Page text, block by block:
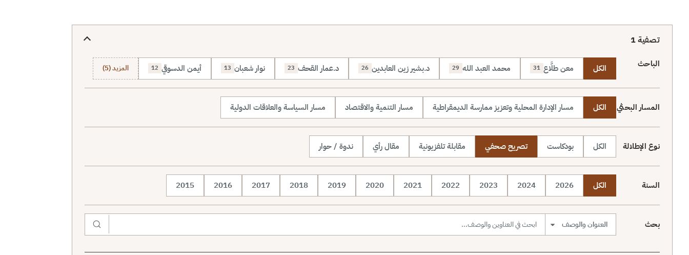
تصفية1
الباحث الكل معن طلَّاع 31 محمد العبد الله 29 د.بشير زين العابدين 26 د.عمار القحف 23 نوار شعبان 13 أيمن الدسوقي 12 المزيد (5)
المسار البحثي الكل مسار الإدارة المحلية وتعزيز ممارسة الديمقراطية مسار التنمية والاقتصاد مسار السياسة والعلاقات الدولية
نوع الإطلالة الكل بودكاست تصريح صحفي مقابلة تلفزيونية مقال رأي ندوة / حوار
السنة الكل 2026
2024
2023
2022
2021
2020
2019
2018
2017
2016
2015
بحث نطاق البحث